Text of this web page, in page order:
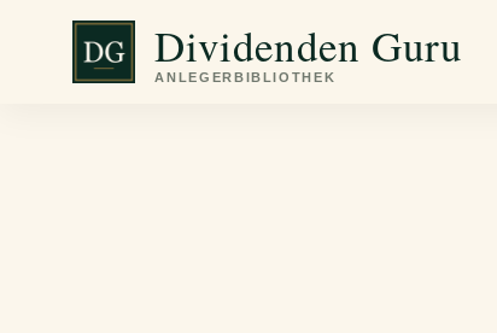
springen
Dividenden Guru